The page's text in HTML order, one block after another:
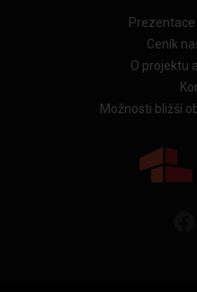
Ceník
O projektu
Možnosti bližší